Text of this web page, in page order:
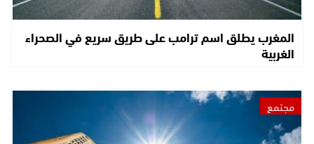
المغرب يطلق اسم ترامب على طريق سريع في الصحراء
الغربية
مجتمع